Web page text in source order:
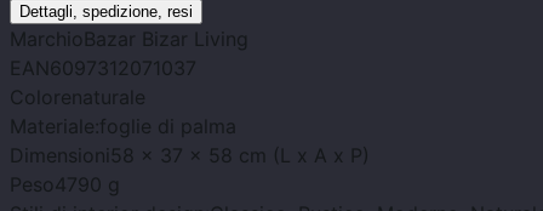
Dettagli, spedizione, resi
Marchio Bazar Bizar Living
EAN6097312071037
Colorenaturale
Materiale:foglie di palma
Dimensioni 58 x 37 x 58 cm (L x A x P)
Peso4790 g